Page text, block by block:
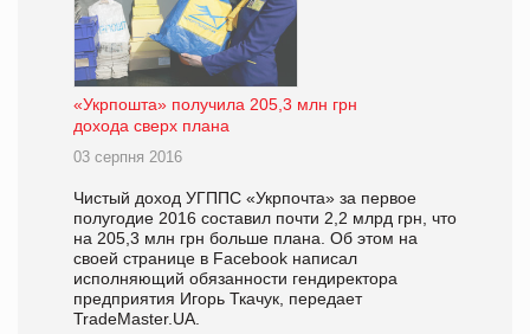
«Укрпошта» получила 205,3 млн грн
дохода сверх плана
03 серпня 2016
Чистый доход УГППС «Укрпочта» за первое
полугодие 2016 составил почти 2,2 млрд грн, что
на 205,3 млн грн больше плана. Об этом на
своей странице в Facebook написал
исполняющий обязанности гендиректора
предприятия Игорь Ткачук, передает
TradeMaster.UA.